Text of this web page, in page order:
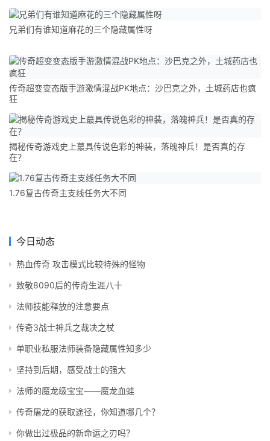
兄弟们有谁知道麻花的三个隐藏属性呀
传奇超变变态版手游激情混战PK地点：沙巴克之外，土城药店也疯
狂
揭秘传奇游戏史上蕞具传说色彩的神装，落魄神兵！是否真的存
在？
1.76复古传奇主支线任务大不同
今日动态
热血传奇 攻击模式比较特殊的怪物
致敬8090后的传奇生涯八十
法师技能释放的注意要点
传奇3战士神兵之裁决之杖
单职业私服法师装备隐藏属性知多少
坚持到后期，感受战士的强大
法师的魔龙级宝宝——魔龙血蛙
传奇屠龙的获取途径，你知道哪几个？
你做出过极品的新命运之刃吗？